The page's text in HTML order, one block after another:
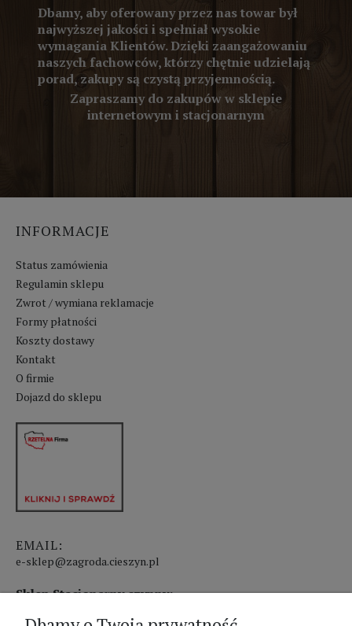
Dbamy, aby oferowany przez nas towar był
najwyższej jakości i spełniał wysokie
wymagania Klientów. Dzięki zaangażowaniu
naszych fachowców, którzy chętnie udzielają
porad, zakupy są czystą przyjemnością.
Zapraszamy do zakupów w sklepie
internetowym i stacjonarnym
INFORMACJE
Status zamówienia
Regulamin sklepu
Zwrot / wymiana reklamacje
Formy płatności
Koszty dostawy
Kontakt
O firmie
Dojazd do sklepu
EMAIL:
e-sklep@zagroda.cieszyn.pl
Sklep Stacjonarny czynny: